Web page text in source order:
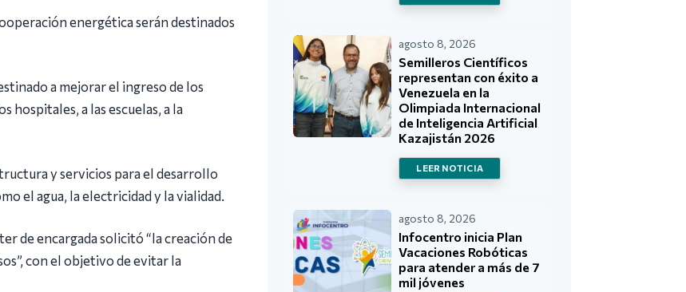
energética serán destinados
a mejorar el ingreso de los
hospitales, a las escuelas, a la
y servicios para el desarrollo
el agua, la electricidad y la vialidad.
de encargada solicitó “la creación de
con el objetivo de evitar la
agosto 8, 2026
Semilleros Científicos
representan con éxito a
Venezuela en la
Olimpiada Internacional
de Inteligencia Artificial
Kazajistán 2026
LEER NOTICIA
agosto 8, 2026
Infocentro inicia Plan
Vacaciones Robóticas
para atender a más de 7
mil jóvenes